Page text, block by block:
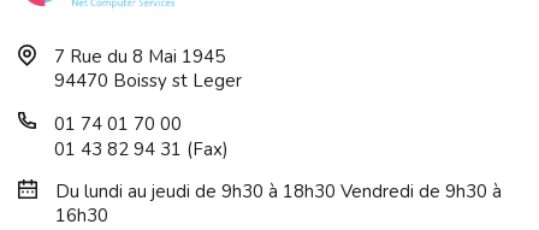
7 Rue du 8 Mai 1945
94470 Boissy st Leger
01 74 01 70 00
01 43 82 94 31 (Fax)
Du lundi au jeudi de 9h30 à 18h30 Vendredi de 9h30 à
16h30